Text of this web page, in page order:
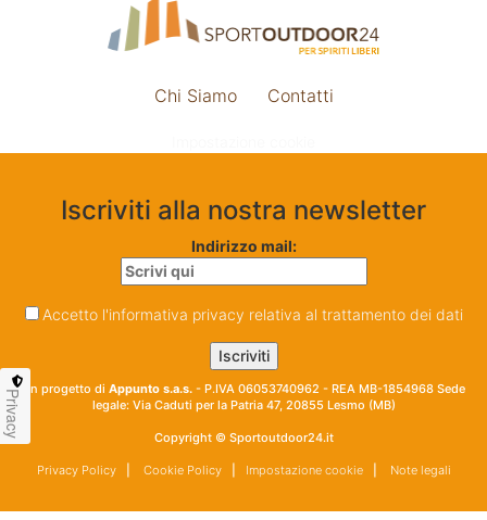
Chi Siamo Contatti
Iscriviti alla nostra newsletter
Indirizzo mail:
Accetto l'informativa privacy relativa al trattamento dei dati
Un progetto di Appunto s.a.s. - P.IVA 06053740962 - REA MB-1854968 Sede
legale: Via Caduti per la Patria 47, 20855 Lesmo (MB)
Copyright © Sportoutdoor24.it
Privacy Policy| Cookie Policy| Impostazione cookie| Note legali
Privacy